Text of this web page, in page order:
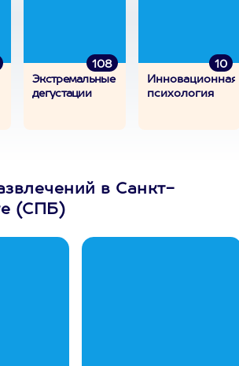
108
Экстремальные
дегустации
10
Инновационная
психология
в Санкт-
(СПБ)